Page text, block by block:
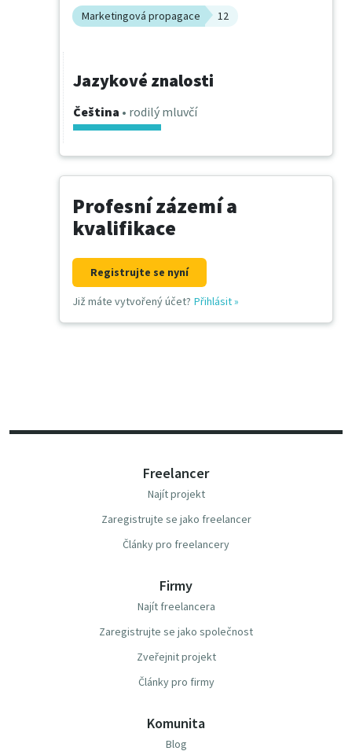
Marketingová propagace
12
Jazykové znalosti
Čeština • rodilý mluvčí
Profesní zázemí a
kvalifikace
Registrujte se nyní
Již máte vytvořený účet? Přihlásit»
Freelancer
Najít projekt
Zaregistrujte se jako freelancer
Články pro freelancery
Firmy
Najít freelancera
Zaregistrujte se jako společnost
Zveřejnit projekt
Články pro firmy
Komunita
Blog